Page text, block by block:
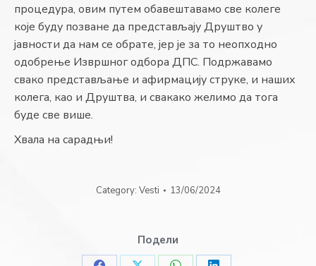
процедура, овим путем обавештавамо све колеге
које буду позване да представљају Друштво у
јавности да нам се обрате, јер је за то неопходно
одобрење Извршног одбора ДПС. Подржавамо
свако представљање и афирмацију струке, и наших
колега, као и Друштва, и свакако желимо да тога
буде све више.
Хвала на сарадњи!
Category: Vesti 13/06/2024
Подели